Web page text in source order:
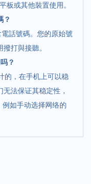
板或其他裝置使用。
？
話號碼。您的原始號
打與接聽。
？
的，在手机上可以稳
法保证其稳定性，
如手动选择网络的